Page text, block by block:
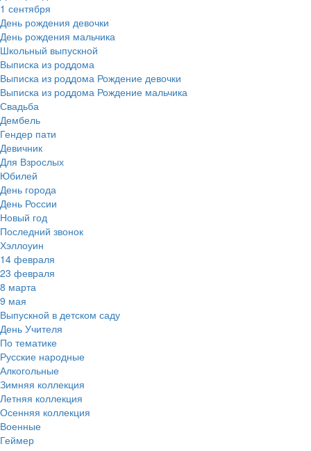
1 сентября
День рождения девочки
День рождения мальчика
Школьный выпускной
Выписка из роддома
Выписка из роддома Рождение девочки
Выписка из роддома Рождение мальчика
Свадьба
Дембель
Гендер пати
Девичник
Для Взрослых
Юбилей
День города
День России
Новый год
Последний звонок
Хэллоуин
14 февраля
23 февраля
8 марта
9 мая
Выпускной в детском саду
День Учителя
По тематике
Русские народные
Алкогольные
Зимняя коллекция
Летняя коллекция
Осенняя коллекция
Военные
Геймер